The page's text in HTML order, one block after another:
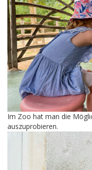
Im Zoo hat man die
auszuprobieren.